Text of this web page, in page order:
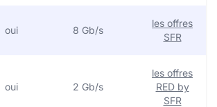
oui 8 Gb/s
les offres
SFR
oui 2 Gb/s
les offres
RED by
SFR